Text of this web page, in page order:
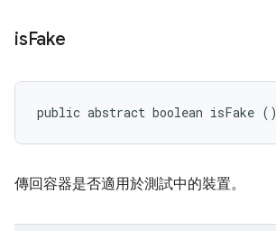
isFake
public abstract boolean isFake ()
傳回容器是否適用於測試中的裝置。